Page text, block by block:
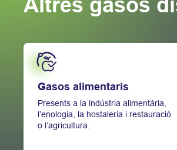
Altres gasos
Gasos alimentaris
Presents a la indústria alimentària,
l’enologia, la hostaleria i restauració
o l’agricultura.
Saber més